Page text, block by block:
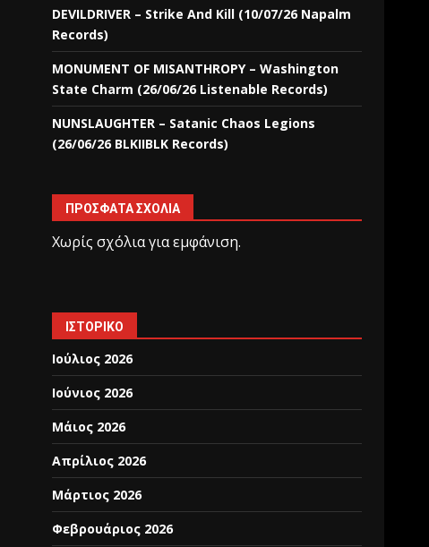
DEVILDRIVER – Strike And Kill (10/07/26 Napalm
Records)
MONUMENT OF MISANTHROPY – Washington
State Charm (26/06/26 Listenable Records)
NUNSLAUGHTER – Satanic Chaos Legions
(26/06/26 BLKIIBLK Records)
ΠΡΌΣΦΑΤΑ ΣΧΌΛΙΑ
Χωρίς σχόλια για εμφάνιση.
ΙΣΤΟΡΙΚΌ
Ιούλιος 2026
Ιούνιος 2026
Μάιος 2026
Απρίλιος 2026
Μάρτιος 2026
Φεβρουάριος 2026